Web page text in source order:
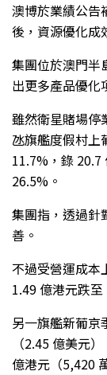
澳博於業績公告
後，資源優化成
集團位於澳門半
出更多產品優化
雖然衛星賭場停
氹旗艦度假村上
11.7%，錄
26.5%。
集團指，透過針
善。
不過受營運成本
1.49 億港元跌至
另一旗艦新葡京
（2.45 億美元
億港元（5,420